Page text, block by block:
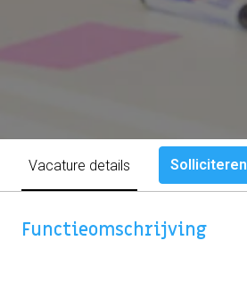
Vacature details Solliciteren
Functieomschrijving